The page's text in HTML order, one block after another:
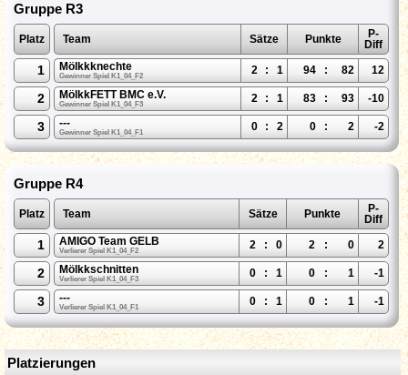
Gruppe R3
Platz Team Sätze Punkte
P-
Diff
1 Mölkkknechte
Gewinner Spiel K1_04_F2
2 : 1 94 : 82 12
2 MölkkFETT BMC e.V.
Gewinner Spiel K1_04_F3
2 : 1 83 : 93 -10
3 ---
Gewinner Spiel K1_04_F1
0 : 2 0 : 2 -2
Gruppe R4
Platz Team Sätze Punkte
P-
Diff
1 AMIGO Team GELB
Verlierer Spiel K1_04_F2
2 : 0 2 : 0 2
2 Mölkkschnitten
Verlierer Spiel K1_04_F3
0 : 1 0 : 1 -1
3 ---
Verlierer Spiel K1_04_F1
0 : 1 0 : 1 -1
Platzierungen